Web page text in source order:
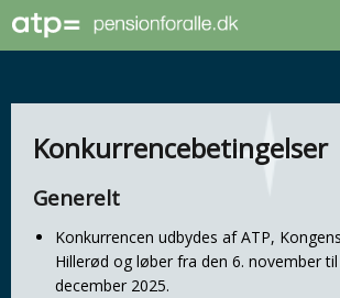
Konkurrencebetingelser
Generelt
Konkurrencen udbydes af ATP,
Hillerød og løber fra den 6. november til
december 2025.